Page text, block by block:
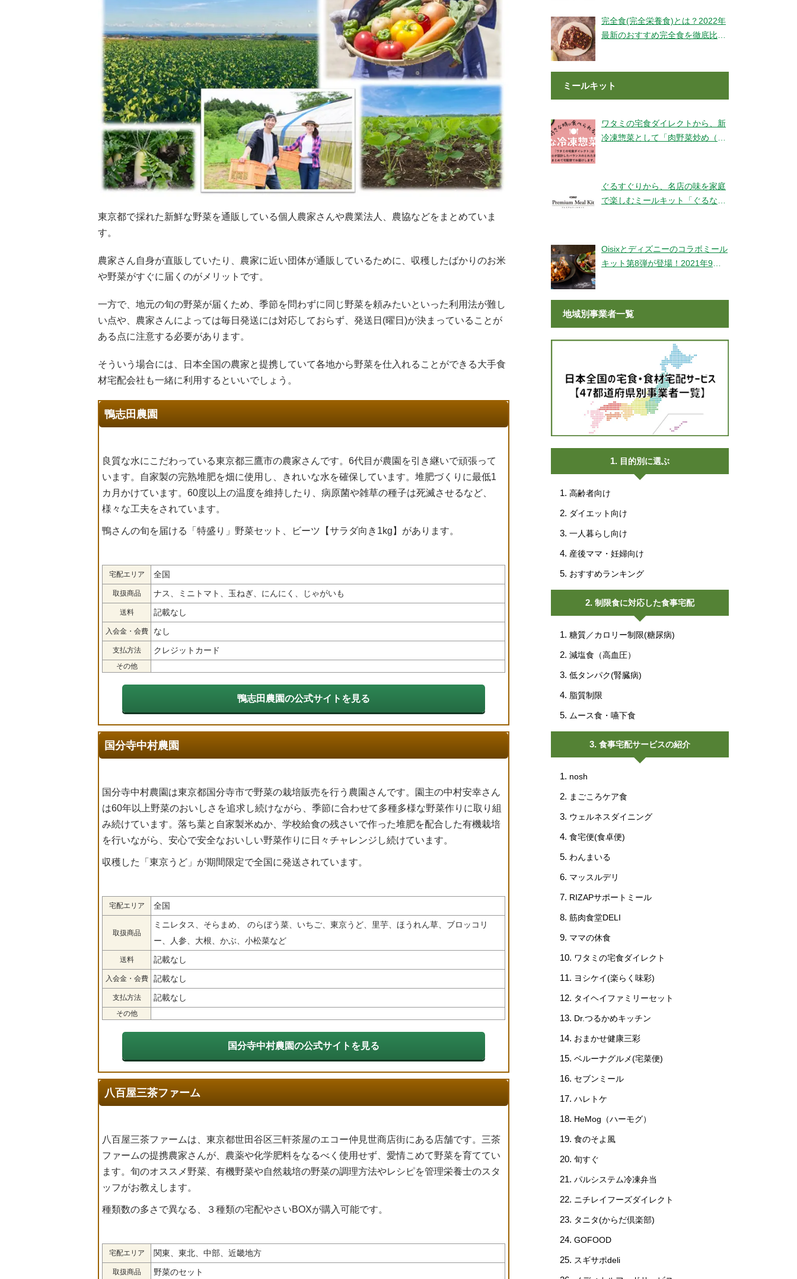
東京都で採れた新鮮な野菜を通販している個人農家さんや農業法人、農協などをまとめていま
す。
農家さん自身が直販していたり、農家に近い団体が通販しているために、収穫したばかりのお米
や野菜がすぐに届くのがメリットです。
一方で、地元の旬の野菜が届くため、季節を問わずに同じ野菜を頼みたいといった利用法が難し
い点や、農家さんによっては毎日発送には対応しておらず、発送日(曜日)が決まっていることが
ある点に注意する必要があります。
そういう場合には、日本全国の農家と提携していて各地から野菜を仕入れることができる大手食
材宅配会社も一緒に利用するといいでしょう。
鴨志田農園
良質な水にこだわっている東京都三鷹市の農家さんです。6代目が農園を引き継いで頑張って
います。自家製の完熟堆肥を畑に使用し、きれいな水を確保しています。堆肥づくりに最低1
カ月かけています。60度以上の温度を維持したり、病原菌や雑草の種子は死滅させるなど、
様々な工夫をされています。
鴨さんの旬を届ける「特盛り」野菜セット、ビーツ【サラダ向き1kg】があります。
宅配エリア 全国
取扱商品 ナス、ミニトマト、玉ねぎ、にんにく、じゃがいも
送料 記載なし
入会金・会費 なし
支払方法 クレジットカード
その他
鴨志田農園の公式サイトを見る
国分寺中村農園
国分寺中村農園は東京都国分寺市で野菜の栽培販売を行う農園さんです。園主の中村安幸さん
は60年以上野菜のおいしさを追求し続けながら、季節に合わせて多種多様な野菜作りに取り組
み続けています。落ち葉と自家製米ぬか、学校給食の残さいで作った堆肥を配合した有機栽培
を行いながら、安心で安全なおいしい野菜作りに日々チャレンジし続けています。
収穫した「東京うど」が期間限定で全国に発送されています。
宅配エリア 全国
取扱商品
ミニレタス、そらまめ、 のらぼう菜、いちご、東京うど、里芋、ほうれん草、ブロッコリ
ー、人参、大根、かぶ、小松菜など
送料 記載なし
入会金・会費 記載なし
支払方法 記載なし
その他
国分寺中村農園の公式サイトを見る
八百屋三茶ファーム
八百屋三茶ファームは、東京都世田谷区三軒茶屋のエコー仲見世商店街にある店舗です。三茶
ファームの提携農家さんが、農薬や化学肥料をなるべく使用せず、愛情こめて野菜を育ててい
ます。旬のオススメ野菜、有機野菜や自然栽培の野菜の調理方法やレシピを管理栄養士のスタ
ッフがお教えします。
種類数の多さで異なる、３種類の宅配やさいBOXが購入可能です。
宅配エリア 関東、東北、中部、近畿地方
取扱商品 野菜のセット
完全食(完全栄養食)とは？2022年
最新のおすすめ完全食を徹底比較
ミールキット
ワタミの宅食ダイレクトから、新
冷凍惣菜として「肉野菜炒め（銚
ぐるすぐりから、名店の味を家庭
で楽しむミールキット「ぐるなび
Oisixとディズニーのコラボミール
キット第8弾が登場！2021年9月9
地域別事業者一覧
目的別に選ぶ
高齢者向け
ダイエット向け
一人暮らし向け
産後ママ・妊婦向け
おすすめランキング
制限食に対応した食事宅配
糖質／カロリー制限(糖尿病)
減塩食（高血圧）
低タンパク(腎臓病)
脂質制限
ムース食・嚥下食
食事宅配サービスの紹介
nosh
まごころケア食
ウェルネスダイニング
食宅便(食卓便)
わんまいる
マッスルデリ
RIZAPサポートミール
筋肉食堂DELI
ママの休食
ワタミの宅食ダイレクト
ヨシケイ(楽らく味彩)
タイヘイファミリーセット
Dr.つるかめキッチン
おまかせ健康三彩
ベルーナグルメ(宅菜便)
セブンミール
ハレトケ
HeMog（ハーモグ）
食のそよ風
旬すぐ
パルシステム冷凍弁当
ニチレイフーズダイレクト
タニタ(からだ倶楽部)
GOFOOD
スギサポdeli